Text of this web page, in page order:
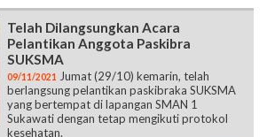
Telah Dilangsungkan Acara
Pelantikan Anggota Paskibra
SUKSMA
09/11/2021 Jumat (29/10) kemarin, telah
berlangsung pelantikan paskibraka SUKSMA
yang bertempat di lapangan SMAN 1
Sukawati dengan tetap mengikuti protokol
kesehatan.